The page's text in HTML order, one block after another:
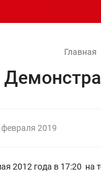
Главная
2019
2012 года в 17:20 на